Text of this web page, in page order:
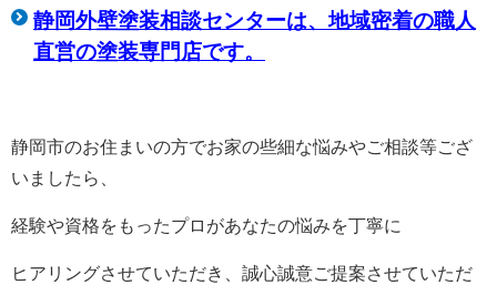
静岡外壁塗装相談センターは、地域密着の職人
直営の塗装専門店です。
静岡市のお住まいの方でお家の些細な悩みやご相談等ござ
いましたら、
経験や資格をもったプロがあなたの悩みを丁寧に
ヒアリングさせていただき、誠心誠意ご提案させていただ